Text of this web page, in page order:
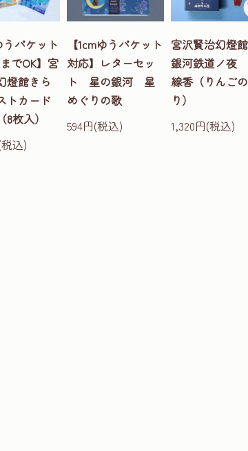
うパケット
でOK】宮
燈館きら
トカード
枚入）
込)
【1cmゆうパケット
対応】レターセッ
ト 星の銀河 星
めぐりの歌
594円(税込)
宮沢賢治幻燈
銀河鉄道ノ夜
線香（りんご
り）
1,320円(税込)